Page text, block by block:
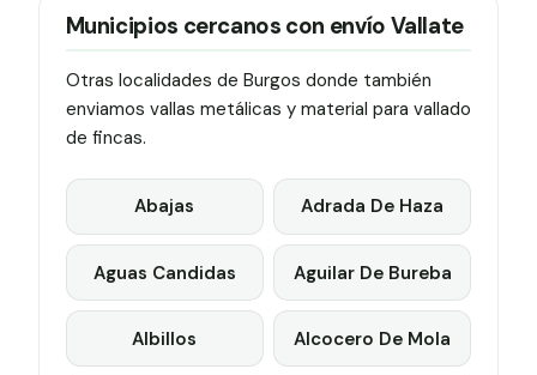
Municipios cercanos con envío Vallate
Otras localidades de Burgos donde también
enviamos vallas metálicas y material para vallado
de fincas.
Abajas Adrada De Haza
Aguas Candidas Aguilar De Bureba
Albillos Alcocero De Mola